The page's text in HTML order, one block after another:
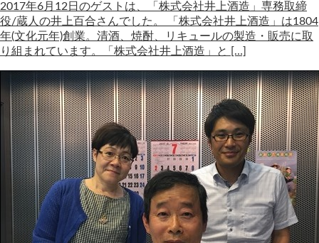
2017年6月12日のゲストは、「株式会社井上酒造」専務取締
役/蔵人の井上百合さんでした。 「株式会社井上酒造」は1804
年(文化元年)創業。清酒、焼酎、リキュールの製造・販売に取
り組まれています。「株式会社井上酒造」と […]